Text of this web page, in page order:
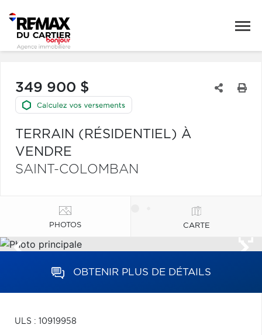
349 900 $
TERRAIN (RÉSIDENTIEL) À
VENDRE
SAINT-COLOMBAN
PHOTOS CARTE
OBTENIR PLUS DE DÉTAILS
ULS : 10919958